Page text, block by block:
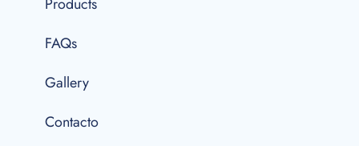
FAQs
Gallery
Contacto